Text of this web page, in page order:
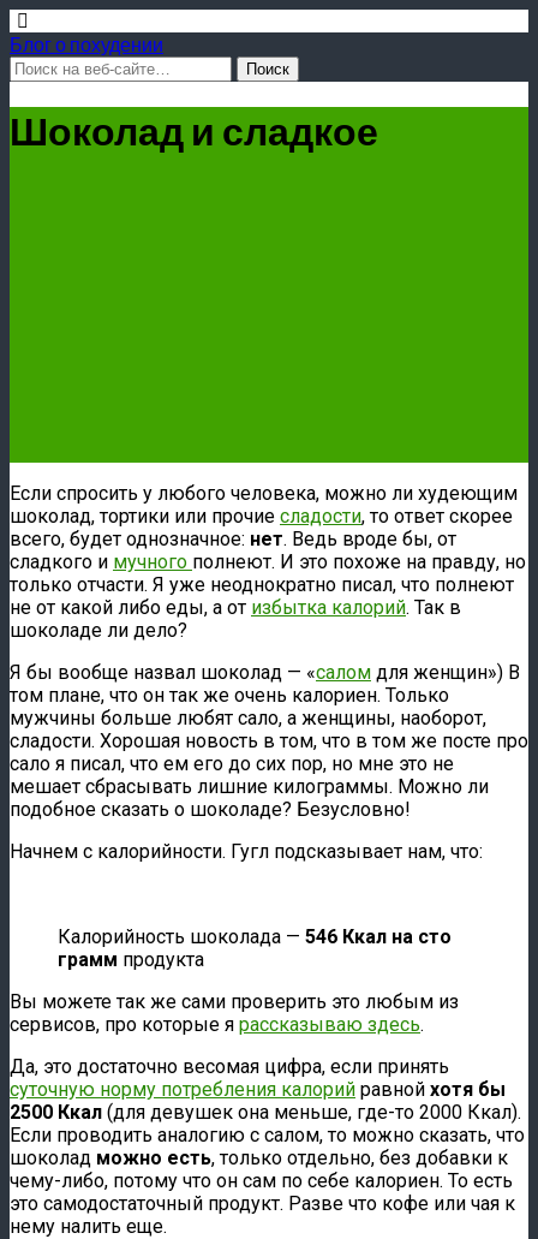
Блог о похудении
Шоколад и сладкое
Если спросить у любого человека, можно ли худеющим
шоколад, тортики или прочие сладости, то ответ скорее
всего, будет однозначное: нет. Ведь вроде бы, от
сладкого и мучного полнеют. И это похоже на правду, но
только отчасти. Я уже неоднократно писал, что полнеют
не от какой либо еды, а от избытка калорий. Так в
шоколаде ли дело?
Я бы вообще назвал шоколад — «салом для женщин») В
том плане, что он так же очень калориен. Только
мужчины больше любят сало, а женщины, наоборот,
сладости. Хорошая новость в том, что в том же посте про
сало я писал, что ем его до сих пор, но мне это не
мешает сбрасывать лишние килограммы. Можно ли
подобное сказать о шоколаде? Безусловно!
Начнем с калорийности. Гугл подсказывает нам, что:
Калорийность шоколада — 546 Ккал на сто
грамм продукта
Вы можете так же сами проверить это любым из
сервисов, про которые я рассказываю здесь.
Да, это достаточно весомая цифра, если принять
суточную норму потребления калорий равной хотя бы
2500 Ккал (для девушек она меньше, где-то 2000 Ккал).
Если проводить аналогию с салом, то можно сказать, что
шоколад можно есть, только отдельно, без добавки к
чему-либо, потому что он сам по себе калориен. То есть
это самодостаточный продукт. Разве что кофе или чая к
нему налить еще.